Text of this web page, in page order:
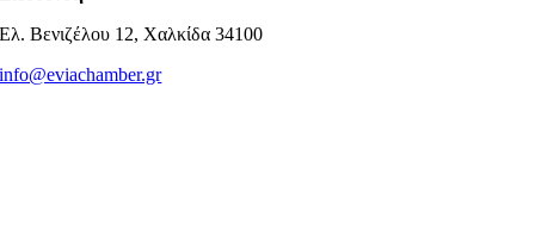
Ελ. Βενιζέλου 12, Χαλκίδα 34100
info@eviachamber.gr